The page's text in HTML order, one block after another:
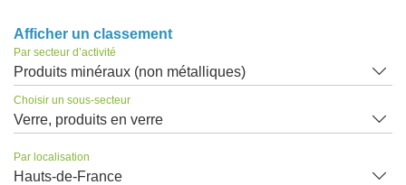
Afficher un classement
Par secteur d’activité
Produits minéraux (non métalliques)
Choisir un sous-secteur
Verre, produits en verre
Par localisation
Hauts-de-France